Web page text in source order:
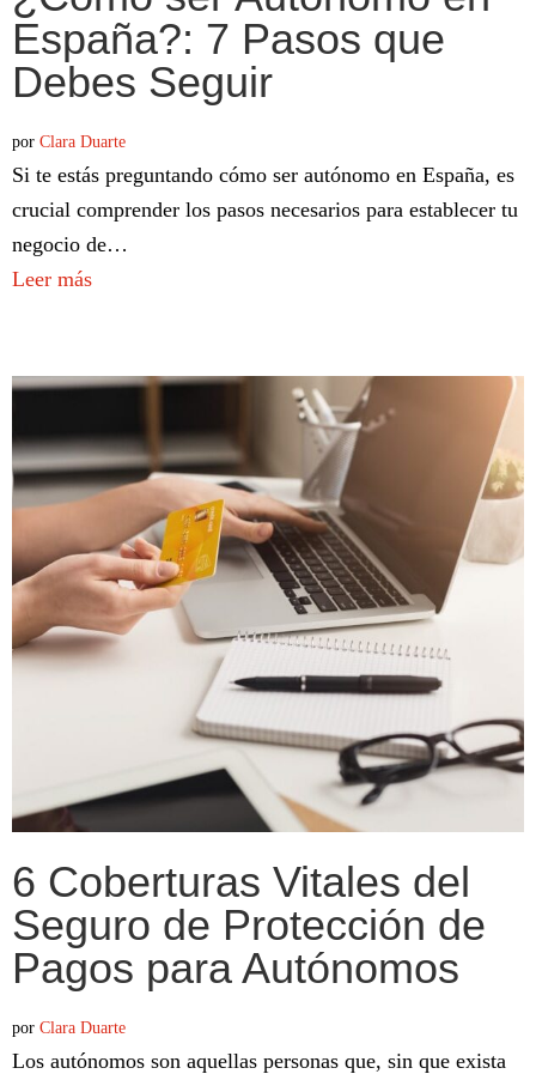
España?: 7 Pasos que
Debes Seguir
por Clara Duarte
Si te estás preguntando cómo ser autónomo en España, es
crucial comprender los pasos necesarios para establecer tu
negocio de…
Leer más
6 Coberturas Vitales del
Seguro de Protección de
Pagos para Autónomos
por Clara Duarte
Los autónomos son aquellas personas que, sin que exista